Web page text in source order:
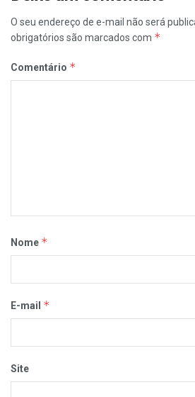
O seu endereço de e-mail não será
obrigatórios são marcados com *
Comentário *
Nome *
E-mail *
Site